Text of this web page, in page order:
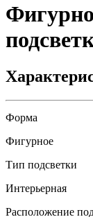
Форма
Фигурное
Тип подсветки
Интерьерная
Расположение